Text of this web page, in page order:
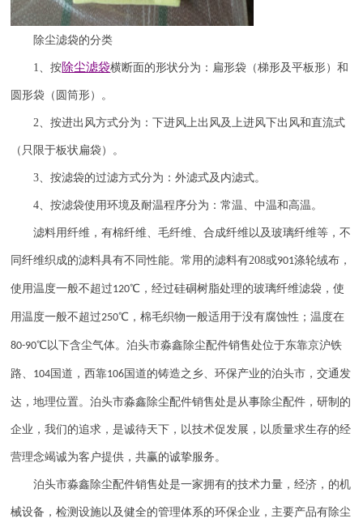
除尘滤袋的分类
1、按除尘滤袋横断面的形状分为：扁形袋（梯形及平板形）和
圆形袋（圆筒形）。
2、按进出风方式分为：下进风上出风及上进风下出风和直流式
（只限于板状扁袋）。
3、按滤袋的过滤方式分为：外滤式及内滤式。
4、按滤袋使用环境及耐温程序分为：常温、中温和高温。
滤料用纤维，有棉纤维、毛纤维、合成纤维以及玻璃纤维等，不
同纤维织成的滤料具有不同性能。常用的滤料有208或901涤轮绒布，
使用温度一般不超过120℃，经过硅硐树脂处理的玻璃纤维滤袋，使
用温度一般不超过250℃，棉毛织物一般适用于没有腐蚀性；温度在
80-90℃以下含尘气体。泊头市淼鑫除尘配件销售处位于东靠京沪铁
路、 104 国道，西靠106 国道的铸造之乡、环保产业的泊头市，交通发
达，地理位置。泊头市淼鑫除尘配件销售处是从事除尘配件，研制的
企业，我们的追求，是诚待天下，以技术促发展，以质量求生存的经
营理念竭诚为客户提供，共赢的诚挚服务。
泊头市淼鑫除尘配件销售处是一家拥有的技术力量，经济，的机
械设备，检测设施以及健全的管理体系的环保企业，主要产品有除尘